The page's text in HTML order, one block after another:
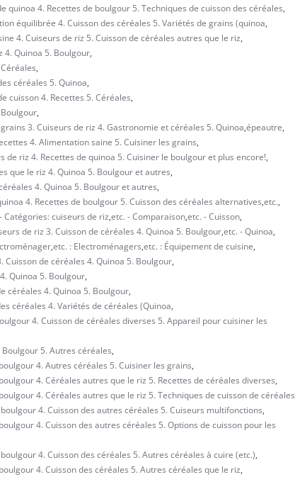
quinoa 4. Recettes de boulgour 5. Techniques de cuisson des céréales,
équilibrée 4. Cuisson des céréales 5. Variétés de grains (quinoa,
4. Cuiseurs de riz 5. Cuisson de céréales autres que le riz,
4. Quinoa 5. Boulgour,
,
céréales 5. Quinoa,
cuisson 4. Recettes 5. Céréales,
,
3. Cuiseurs de riz 4. Gastronomie et céréales 5. Quinoa,épeautre,
4. Alimentation saine 5. Cuisiner les grains,
riz 4. Recettes de quinoa 5. Cuisiner le boulgour et plus encore!,
que le riz 4. Quinoa 5. Boulgour et autres,
4. Quinoa 5. Boulgour et autres,
4. Recettes de boulgour 5. Cuisson des céréales alternatives,etc.,
Catégories: cuiseurs de riz,etc. - Comparaison,etc. - Cuisson,
de riz 3. Cuisson de céréales 4. Quinoa 5. Boulgour,etc. - Quinoa,
,etc. : Electroménagers,etc. : Équipement de cuisine,
Cuisson de céréales 4. Quinoa 5. Boulgour,
Quinoa 5. Boulgour,
céréales 4. Quinoa 5. Boulgour,
céréales 4. Variétés de céréales (Quinoa,
4. Cuisson de céréales diverses 5. Appareil pour cuisiner les
5. Autres céréales,
4. Autres céréales 5. Cuisiner les grains,
4. Céréales autres que le riz 5. Recettes de céréales diverses,
4. Céréales autres que le riz 5. Techniques de cuisson de céréales
4. Cuisson des autres céréales 5. Cuiseurs multifonctions,
4. Cuisson des autres céréales 5. Options de cuisson pour les
4. Cuisson des céréales 5. Autres céréales à cuire (etc.),
4. Cuisson des céréales 5. Autres céréales que le riz,